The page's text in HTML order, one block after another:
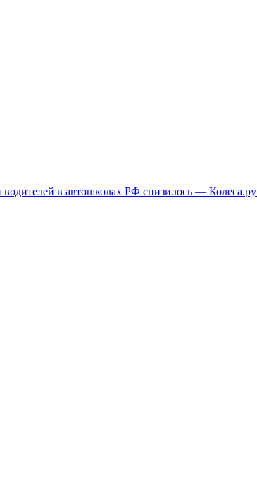
водителей в автошколах РФ снизилось — Колеса.ру